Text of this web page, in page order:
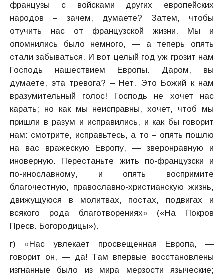
французы с войсками других европейских
народов – зачем, думаете? Затем, чтобы
отучить нас от французской жизни. Мы и
опомнились было немного, — а теперь опять
стали забываться. И вот целый год уж грозит нам
Господь нашествием Европы. Даром, вы
думаете, эта тревога? – Нет. Это Божий к нам
вразумительный голос! Господь не хочет нас
карать; но как мы неисправны, хочет, чтоб мы
пришли в разум и исправились, и как бы говорит
нам: смотрите, исправьтесь, а то – опять пошлю
на вас вражескую Европу, — зверонравную и
иноверную. Перестаньте жить по-французски и
по-инославному, и опять воспримите
благочестную, православно-христианскую жизнь,
движущуюся в молитвах, постах, подвигах и
всякого рода благотворениях» («На Покров
Пресв. Богородицы»).
г) «Нас увлекает просвещенная Европа, —
говорит он, — да! Там впервые восстановлены
изгнанные было из мира мерзости языческие;